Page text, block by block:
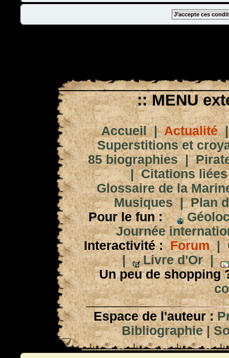
:: MENU
Accueil|Actualité
Superstitions et
85 biographies|
|Citations
Glossaire de la
Musiques|Plan
Pour le fun :
Journée
Interactivité : Forum|
|
Livre d'Or|
Un peu de shopping
Espace de l'auteur :
Bibliographie|